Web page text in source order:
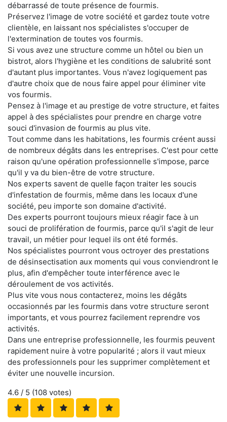
débarrassé de toute présence de fourmis.
Préservez l'image de votre société et gardez toute votre
clientèle, en laissant nos spécialistes s'occuper de
l'extermination de toutes vos fourmis.
Si vous avez une structure comme un hôtel ou bien un
bistrot, alors l'hygiène et les conditions de salubrité sont
d'autant plus importantes. Vous n'avez logiquement pas
d'autre choix que de nous faire appel pour éliminer vite
vos fourmis.
Pensez à l'image et au prestige de votre structure, et faites
appel à des spécialistes pour prendre en charge votre
souci d'invasion de fourmis au plus vite.
Tout comme dans les habitations, les fourmis créent aussi
de nombreux dégâts dans les entreprises. C'est pour cette
raison qu'une opération professionnelle s'impose, parce
qu'il y va du bien-être de votre structure.
Nos experts savent de quelle façon traiter les soucis
d'infestation de fourmis, même dans les locaux d'une
société, peu importe son domaine d'activité.
Des experts pourront toujours mieux réagir face à un
souci de prolifération de fourmis, parce qu'il s'agit de leur
travail, un métier pour lequel ils ont été formés.
Nos spécialistes pourront vous octroyer des prestations
de désinsectisation aux moments qui vous conviendront le
plus, afin d'empêcher toute interférence avec le
déroulement de vos activités.
Plus vite vous nous contacterez, moins les dégâts
occasionnés par les fourmis dans votre structure seront
importants, et vous pourrez facilement reprendre vos
activités.
Dans une entreprise professionnelle, les fourmis peuvent
rapidement nuire à votre popularité ; alors il vaut mieux
des professionnels pour les supprimer complètement et
éviter une nouvelle incursion.
4.6 / 5 (108 votes)